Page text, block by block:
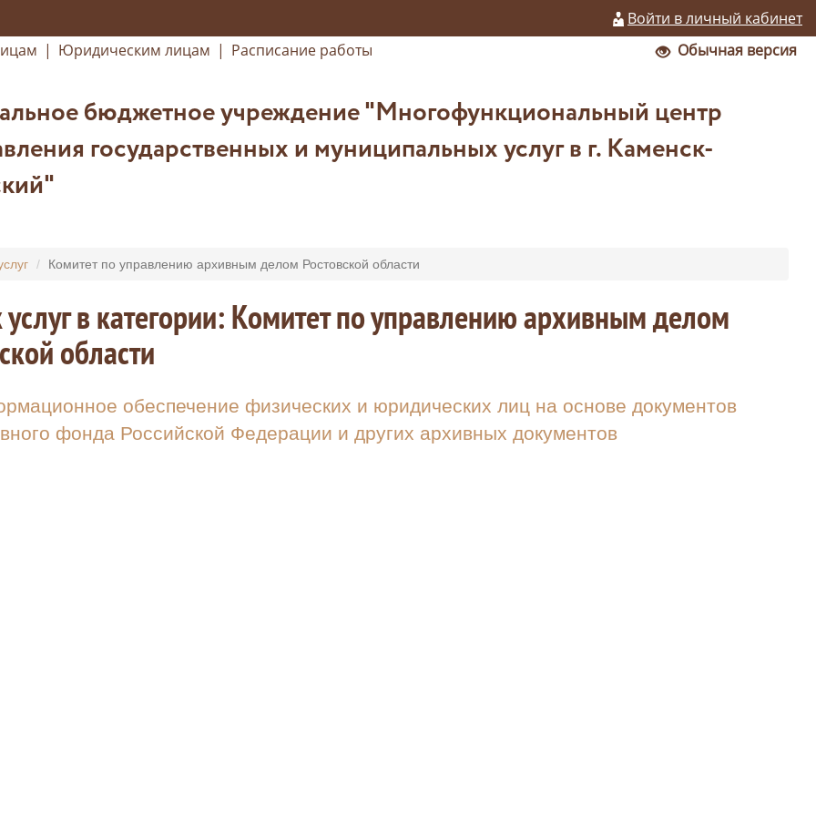
Войти в личный кабинет
| Юридическим лицам | Расписание работы Обычная версия
бюджетное учреждение "Многофункциональный центр
государственных и муниципальных услуг в г. Каменск-
Комитет по управлению архивным делом Ростовской области
услуг в категории: Комитет по управлению архивным делом
области
обеспечение физических и юридических лиц на основе документов
фонда Российской Федерации и других архивных документов